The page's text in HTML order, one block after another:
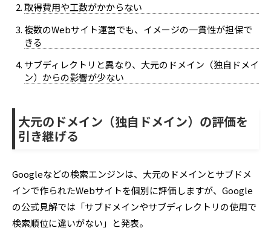
取得費用や工数がかからない
複数のWebサイト運営でも、イメージの一貫性が担保で
きる
サブディレクトリと異なり、大元のドメイン（独自ドメイ
ン）からの影響が少ない
大元のドメイン（独自ドメイン）の評価を
引き継げる
Googleなどの検索エンジンは、大元のドメインとサブドメ
インで作られたWebサイトを個別に評価しますが、Google
の公式見解では「サブドメインやサブディレクトリの使用で
検索順位に違いがない」と発表。